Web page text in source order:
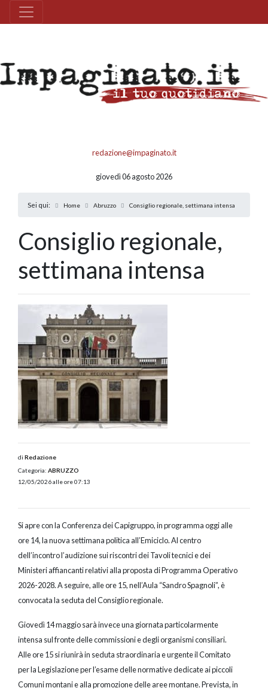
redazione@impaginato.it
giovedì 06 agosto 2026
Sei qui: Home Abruzzo Consiglio regionale, settimana intensa
Consiglio regionale,
settimana intensa
di Redazione
Categoria: ABRUZZO
12/05/2026 alle ore 07:13
Si apre con la Conferenza dei Capigruppo, in programma oggi alle
ore 14, la nuova settimana politica all’Emiciclo. Al centro
dell’incontro l’audizione sui riscontri dei Tavoli tecnici e dei
Ministeri affiancanti relativi alla proposta di Programma Operativo
2026-2028. A seguire, alle ore 15, nell’Aula “Sandro Spagnoli”, è
convocata la seduta del Consiglio regionale.
Giovedì 14 maggio sarà invece una giornata particolarmente
intensa sul fronte delle commissioni e degli organismi consiliari.
Alle ore 15 si riunirà in seduta straordinaria e urgente il Comitato
per la Legislazione per l’esame delle normative dedicate ai piccoli
Comuni montani e alla promozione delle aree montane. Prevista, in